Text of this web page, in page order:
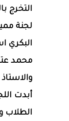
التخرج
لجنة
البكري
محمد
أبدت
الطلاب